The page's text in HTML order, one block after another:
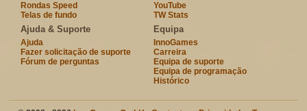
Rondas Speed
Telas de fundo
YouTube
TW Stats
Ajuda & Suporte
Ajuda
Fazer solicitação de suporte
Fórum de perguntas
Equipa
InnoGames
Carreira
Equipa de suporte
Equipa de programação
Histórico